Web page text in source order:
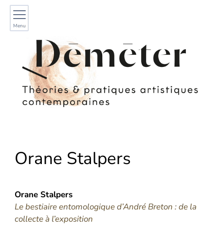
Menu
Orane Stalpers
Orane Stalpers
Le bestiaire entomologique d’André Breton : de la
collecte à l’exposition